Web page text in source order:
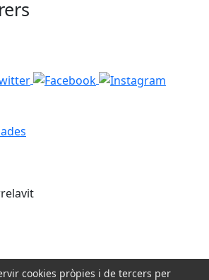
cookies pròpies i de tercers per